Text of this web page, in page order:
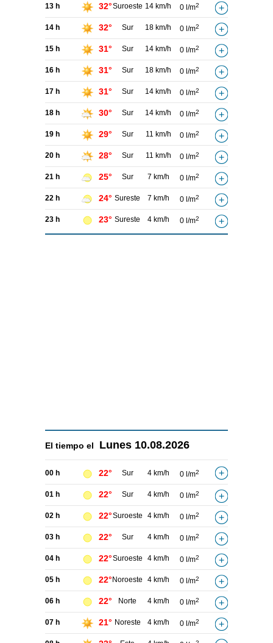
13 h 32°Suroeste 14 km/h 0 l/m2
14 h 32° Sur 18 km/h 0 l/m2
15 h 31° Sur 14 km/h 0 l/m2
16 h 31° Sur 18 km/h 0 l/m2
17 h 31° Sur 14 km/h 0 l/m2
18 h 30° Sur 14 km/h 0 l/m2
19 h 29° Sur 11 km/h 0 l/m2
20 h 28° Sur 11 km/h 0 l/m2
21 h 25° Sur 7 km/h 0 l/m2
22 h 24° Sureste 7 km/h 0 l/m2
23 h 23° Sureste 4 km/h 0 l/m2
El tiempo el Lunes 10.08.2026
00 h 22° Sur 4 km/h 0 l/m2
01 h 22° Sur 4 km/h 0 l/m2
02 h 22°Suroeste 4 km/h 0 l/m2
03 h 22° Sur 4 km/h 0 l/m2
04 h 22°Suroeste 4 km/h 0 l/m2
05 h 22° Noroeste 4 km/h 0 l/m2
06 h 22° Norte 4 km/h 0 l/m2
07 h 21° Noreste 4 km/h 0 l/m2